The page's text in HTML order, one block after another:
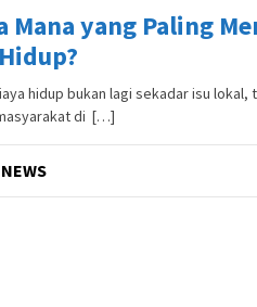
Mana yang Paling
hidup bukan lagi sekadar isu
di […]